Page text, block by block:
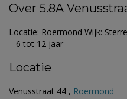
Over 5.8A
Locatie: Roermond Wijk:
– 6 tot 12 jaar
Locatie
Venusstraat 44 , Roermond